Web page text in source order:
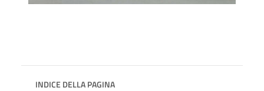
INDICE DELLA PAGINA